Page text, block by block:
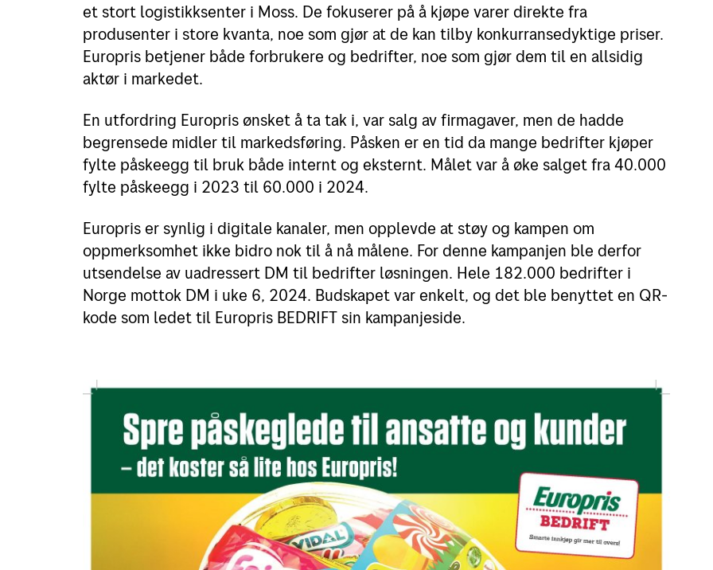
et stort logistikksenter i Moss. De fokuserer på å kjøpe varer direkte fra
produsenter i store kvanta, noe som gjør at de kan tilby konkurransedyktige priser.
Europris betjener både forbrukere og bedrifter, noe som gjør dem til en allsidig
aktør i markedet.
En utfordring Europris ønsket å ta tak i, var salg av firmagaver, men de hadde
begrensede midler til markedsføring. Påsken er en tid da mange bedrifter kjøper
fylte påskeegg til bruk både internt og eksternt. Målet var å øke salget fra 40.000
fylte påskeegg i 2023 til 60.000 i 2024.
Europris er synlig i digitale kanaler, men opplevde at støy og kampen om
oppmerksomhet ikke bidro nok til å nå målene. For denne kampanjen ble derfor
utsendelse av uadressert DM til bedrifter løsningen. Hele 182.000 bedrifter i
Norge mottok DM i uke 6, 2024. Budskapet var enkelt, og det ble benyttet en QR-
kode som ledet til Europris BEDRIFT sin kampanjeside.